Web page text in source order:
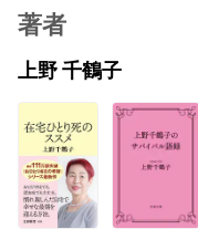
著者
上野 千鶴子